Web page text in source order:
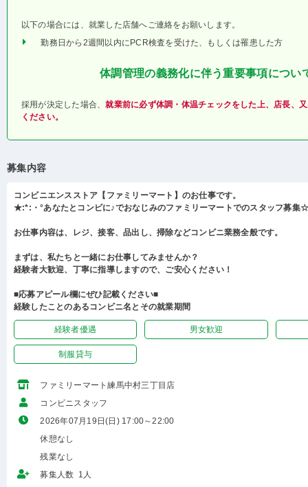
以下の場合には、就業した店舗へご連絡をお願いします。
勤務日から2週間以内にPCR検査を受けた、もしくは罹患した方
体調管理の義務化に伴う重要事項につい
採用が決定した場合、就業前に必ず体調・体温チェックをした上、店長、
ください。
募集内容
コンビニエンスストア【ファミリーマート】のお仕事です。
★:*:・°あなたとコンビに♪でおなじみのファミリーマートでのスタッフ募集
お仕事内容は、レジ、接客、品出し、掃除などコンビニ業務全般です。
まずは、私たちと一緒にお仕事してみませんか？
経験者大歓迎、丁寧に指導しますので、ご安心ください！
■応募アピール欄にぜひ記載ください■
経験したことのあるコンビニ名とその就業期間
経験者優遇 男女歓迎
制服貸与
ファミリーマート練馬中村三丁目店
コンビニスタッフ
2026年07月19日(日) 17:00～22:00
休憩なし
残業なし
募集人数 1人